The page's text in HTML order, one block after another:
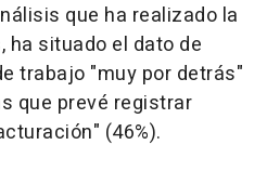
que ha realizado la
ha situado el dato de
trabajo "muy por detrás"
que prevé registrar
(46%).